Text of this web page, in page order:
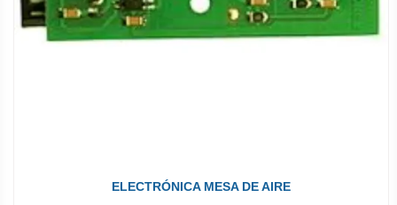
ELECTRÓNICA MESA DE AIRE